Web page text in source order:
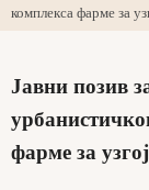
комплекса фарме за
Јавни позив
фарме за